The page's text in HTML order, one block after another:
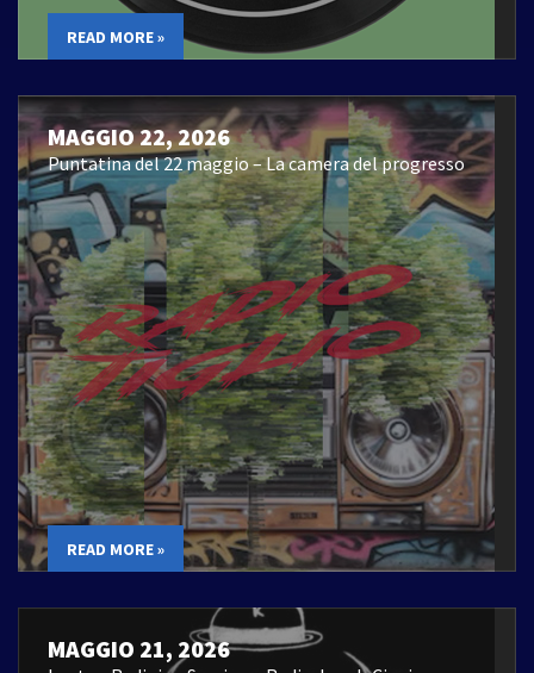
READ MORE »
MAGGIO 22, 2026
Puntatina del 22 maggio – La camera del progresso
READ MORE »
MAGGIO 21, 2026